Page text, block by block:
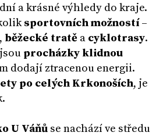
a krásné výhledy do kraje.
sportovních možností–
, běžecké tratě a cyklotrasy.
procházky klidnou
dodají ztracenou energii.
po celých Krkonoších, je
U Váňů se nachází ve středu